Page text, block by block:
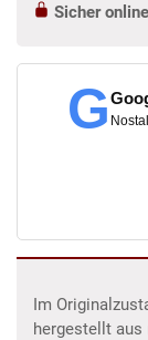
Sicher
G
Im
hergestellt aus